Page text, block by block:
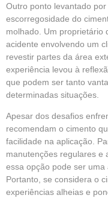
Outro ponto levantado
escorregosidade do
molhado. Um proprietário
acidente envolvendo um
revestir partes da área
experiência levou à
que podem ser tanto
determinadas situações.
Apesar dos desafios
recomendam o cimento
facilidade na aplicação.
manutenções regulares e
essa opção pode ser
Portanto, se considera o
experiências alheias e